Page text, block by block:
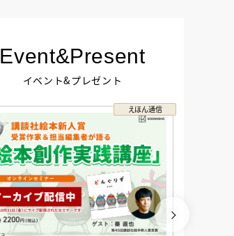
Event&Present
イベント&プレゼント
えほん通信